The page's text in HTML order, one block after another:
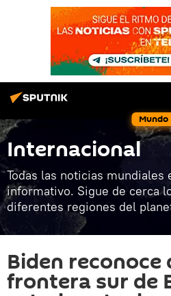
Mundo
Internacional
Todas las noticias
informativo. Sigue de cerca
diferentes regiones del
Biden reconoce
frontera sur de